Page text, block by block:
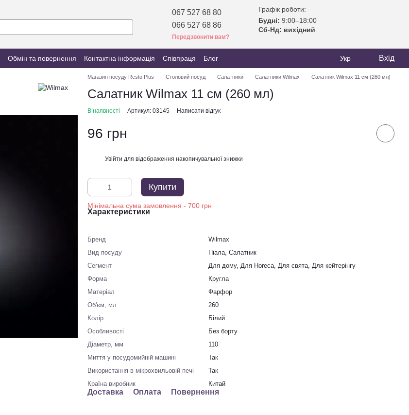
067 527 68 80
066 527 68 86
Передзвонити вам?
Графік роботи:
Будні: 9:00–18:00
Сб-Нд: вихідний
Обмін та повернення Контактна інформація Співпраця Блог Укр Вхід
Магазин посуду Resto Plus Столовий посуд Салатники Салатники Wilmax Салатник Wilmax 11 см (260 мл)
Салатник Wilmax 11 см (260 мл)
В наявності Артикул: 03145 Написати відгук
96 грн
Увійти для відображення накопичувальної знижки
Купити
Характеристики
Бренд
Wilmax
Вид посуду
Піала, Салатник
Сегмент
Для дому, Для Horeca, Для свята, Для кейтерінгу
Форма
Кругла
Матеріал
Фарфор
Об'єм, мл
260
Колір
Білий
Особливості
Без борту
Діаметр, мм
110
Миття у посудомийній машині
Так
Використання в мікрохвильовій печі
Так
Країна виробник
Китай
Доставка Оплата Повернення